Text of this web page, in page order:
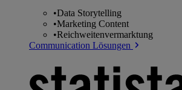
•Data Storytelling
•Marketing Content
•Reichweitenvermarktung
Communication Lösungen